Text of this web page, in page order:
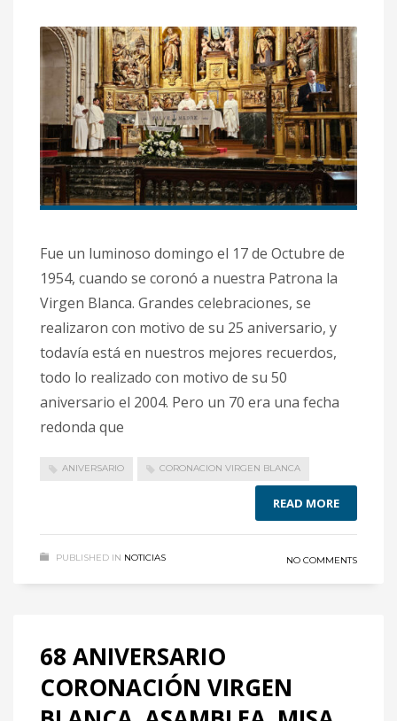
Fue un luminoso domingo el 17 de Octubre de
1954, cuando se coronó a nuestra Patrona la
Virgen Blanca. Grandes celebraciones, se
realizaron con motivo de su 25 aniversario, y
todavía está en nuestros mejores recuerdos,
todo lo realizado con motivo de su 50
aniversario el 2004. Pero un 70 era una fecha
redonda que
ANIVERSARIO CORONACION VIRGEN BLANCA
READ MORE
PUBLISHED IN NOTICIAS NO COMMENTS
68 ANIVERSARIO
CORONACIÓN VIRGEN